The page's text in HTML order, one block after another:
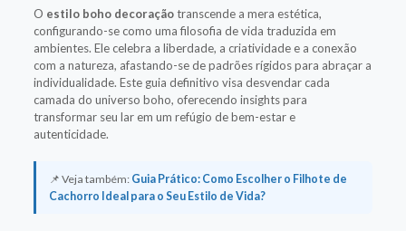
O estilo boho decoraçãotranscende a mera estética,
configurando-se como uma filosofia de vida traduzida em
ambientes. Ele celebra a liberdade, a criatividade e a conexão
com a natureza, afastando-se de padrões rígidos para abraçar a
individualidade. Este guia definitivo visa desvendar cada
camada do universo boho, oferecendo insights para
transformar seu lar em um refúgio de bem-estar e
autenticidade.
📌 Veja também: Guia Prático: Como Escolher o Filhote de
Cachorro Ideal para o Seu Estilo de Vida?